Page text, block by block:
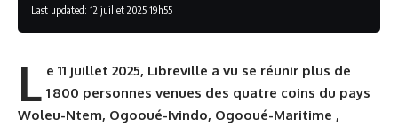
Last updated: 12 juillet 2025 19h55
L e 11 juillet 2025, Libreville a vu se réunir plus de
1 800 personnes venues des quatre coins du pays
Woleu-Ntem, Ogooué-Ivindo, Ogooué-Maritime ,